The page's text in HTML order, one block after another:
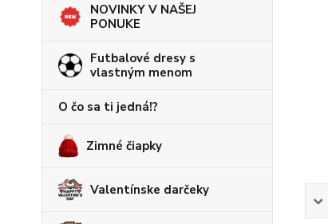
NOVINKY V NAŠEJ
PONUKE
Futbalové dresy s
vlastným menom
O čo sa ti jedná!?
Zimné čiapky
Valentínske darčeky